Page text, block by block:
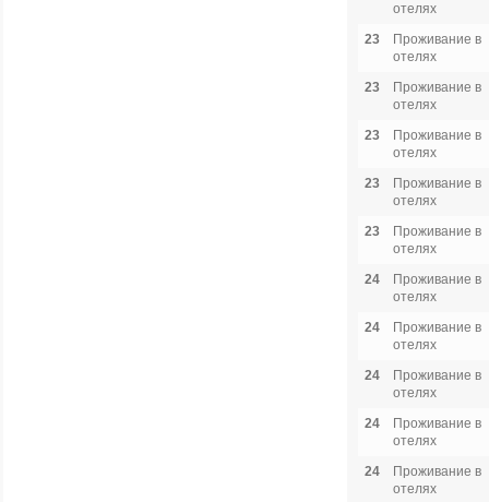
отелях
23
Проживание в
отелях
23
Проживание в
отелях
23
Проживание в
отелях
23
Проживание в
отелях
23
Проживание в
отелях
24
Проживание в
отелях
24
Проживание в
отелях
24
Проживание в
отелях
24
Проживание в
отелях
24
Проживание в
отелях